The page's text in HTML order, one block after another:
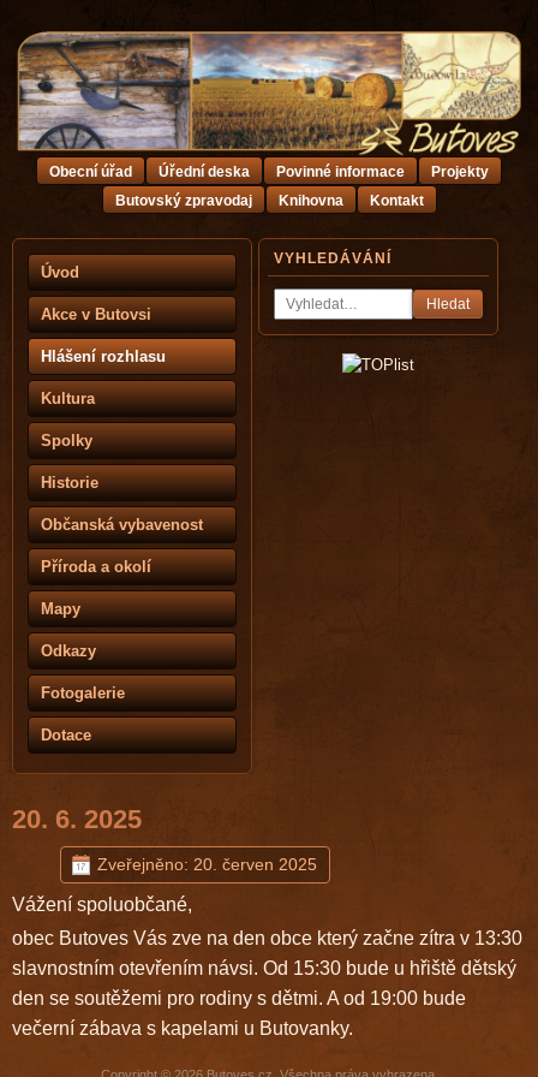
Úvod
Akce v Butovsi
Hlášení rozhlasu
Kultura
Spolky
Historie
Občanská vybavenost
Příroda a okolí
Mapy
Odkazy
Fotogalerie
Dotace
VYHLEDÁVÁNÍ
Hledat
Obecní úřad Úřední deska Povinné informace
Projekty
Butovský zpravodaj
Knihovna Kontakt
20. 6. 2025
Zveřejněno: 20. červen 2025
Vážení spoluobčané,
obec Butoves Vás zve na den obce který začne zítra v 13:30
slavnostním otevřením návsi. Od 15:30 bude u hřiště dětský
den se soutěžemi pro rodiny s dětmi. A od 19:00 bude
večerní zábava s kapelami u Butovanky.